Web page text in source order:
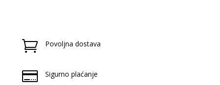
 Povoljna dostava
 Sigurno plaćanje